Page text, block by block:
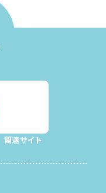
関連サイト